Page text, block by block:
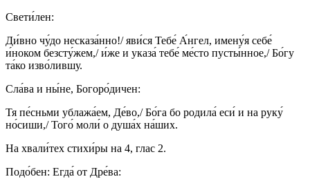
Свети́лен:
Ди́вно чу́до несказа́нно!/ яви́ся Тебе́ А́нгел, имену́я себе́
и́ноком безсту́жем,/ и́же и указа́ тебе́ ме́сто пусты́нное,/ Бо́гу
та́ко изво́лившу.
Сла́ва и ны́не, Богоро́дичен:
Тя пе́сньми ублажа́ем, Де́во,/ Бо́га бо родила́ еси́ и на руку́
но́сиши,/ Того́ моли́ о душа́х на́ших.
На хвали́тех стихи́ры на 4, глас 2.
Подо́бен: Егда́ от Дре́ва: